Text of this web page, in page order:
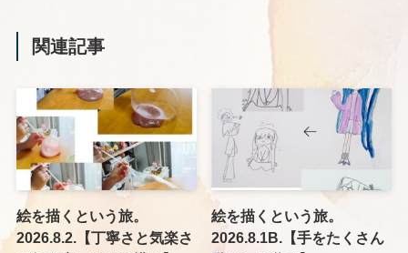
関連記事
絵を描くという旅。
2026.8.2.【丁寧さと気楽さ
絵を描くという旅。
2026.8.1B.【手をたくさん